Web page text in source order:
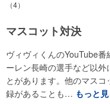
（4）
マスコット対決
ヴィヴィくんのYouTube
ーレン長崎の選手など以
とがあります。他のマス
録があることも… もっと